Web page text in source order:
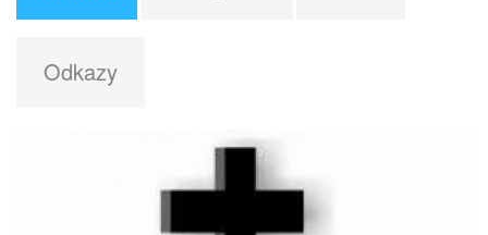
Odkazy